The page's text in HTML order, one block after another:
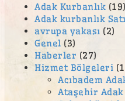
Adak Kurbanlık (19)
Adak kurbanlık
avrupa yakası (2)
Genel (3)
Haberler (27)
Hizmet Bölgeleri
Acıbadem
Ataşehir